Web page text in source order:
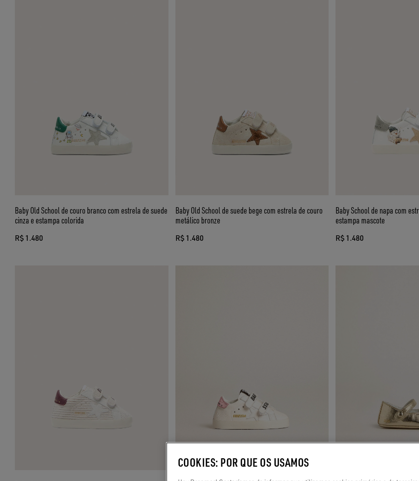
Baby Old School de couro branco com estrela de suede
cinza e estampa colorida
R$ 1.480
Baby Old School de suede bege com estrela de couro
metálico bronze
R$ 1.480
Baby School de napa com
estampa mascote
R$ 1.480
COOKIES: POR QUE OS USAMOS